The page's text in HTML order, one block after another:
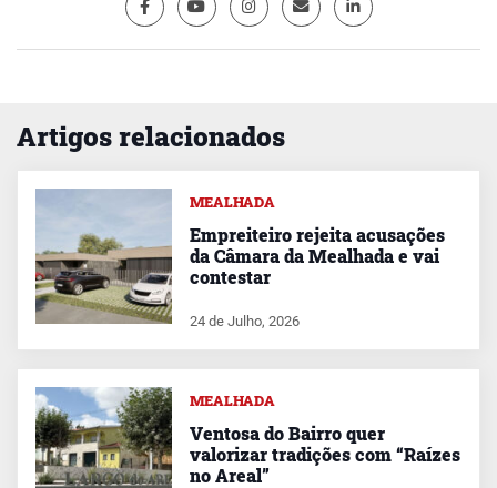
Artigos relacionados
MEALHADA
Empreiteiro rejeita acusações
da Câmara da Mealhada e vai
contestar
24 de Julho, 2026
MEALHADA
Ventosa do Bairro quer
valorizar tradições com “Raízes
no Areal”